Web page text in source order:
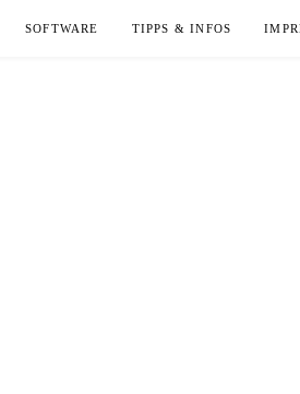
SOFTWARE TIPPS & INFOS